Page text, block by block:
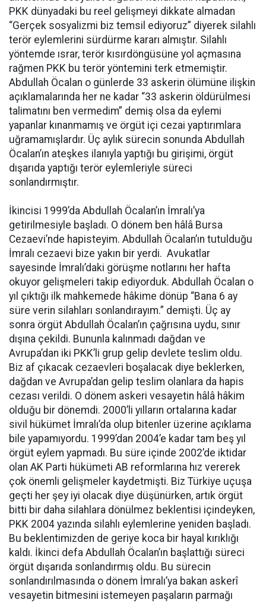
PKK dünyadaki bu reel gelişmeyi dikkate almadan
“Gerçek sosyalizmi biz temsil ediyoruz” diyerek silahlı
terör eylemlerini sürdürme kararı almıştır. Silahlı
yöntemde ısrar, terör kısırdöngüsüne yol açmasına
rağmen PKK bu terör yöntemini terk etmemiştir.
Abdullah Öcalan o günlerde 33 askerin ölümüne ilişkin
açıklamalarında her ne kadar “33 askerin öldürülmesi
talimatını ben vermedim” demiş olsa da eylemi
yapanlar kınanmamış ve örgüt içi cezai yaptırımlara
uğramamışlardır. Üç aylık sürecin sonunda Abdullah
Öcalan’ın ateşkes ilanıyla yaptığı bu girişimi, örgüt
dışarıda yaptığı terör eylemleriyle süreci
sonlandırmıştır.
İkincisi 1999’da Abdullah Öcalan’ın İmralı’ya
getirilmesiyle başladı. O dönem ben hâlâ Bursa
Cezaevi’nde hapisteyim. Abdullah Öcalan’ın tutulduğu
İmralı cezaevi bize yakın bir yerdi. Avukatlar
sayesinde İmralı’daki görüşme notlarını her hafta
okuyor gelişmeleri takip ediyorduk. Abdullah Öcalan o
yıl çıktığı ilk mahkemede hâkime dönüp “Bana 6 ay
süre verin silahları sonlandırayım.” demişti. Üç ay
sonra örgüt Abdullah Öcalan’ın çağrısına uydu, sınır
dışına çekildi. Bununla kalınmadı dağdan ve
Avrupa’dan iki PKK’li grup gelip devlete teslim oldu.
Biz af çıkacak cezaevleri boşalacak diye beklerken,
dağdan ve Avrupa’dan gelip teslim olanlara da hapis
cezası verildi. O dönem askeri vesayetin hâlâ hâkim
olduğu bir dönemdi. 2000’li yılların ortalarına kadar
sivil hükümet İmralı’da olup bitenler üzerine açıklama
bile yapamıyordu. 1999’dan 2004’e kadar tam beş yıl
örgüt eylem yapmadı. Bu süre içinde 2002’de iktidar
olan AK Parti hükümeti AB reformlarına hız vererek
çok önemli gelişmeler kaydetmişti. Biz Türkiye uçuşa
geçti her şey iyi olacak diye düşünürken, artık örgüt
bitti bir daha silahlara dönülmez beklentisi içindeyken,
PKK 2004 yazında silahlı eylemlerine yeniden başladı.
Bu beklentimizden de geriye koca bir hayal kırıklığı
kaldı. İkinci defa Abdullah Öcalan’ın başlattığı süreci
örgüt dışarıda sonlandırmış oldu. Bu sürecin
sonlandırılmasında o dönem İmralı’ya bakan askerî
vesayetin bitmesini istemeyen paşaların parmağı